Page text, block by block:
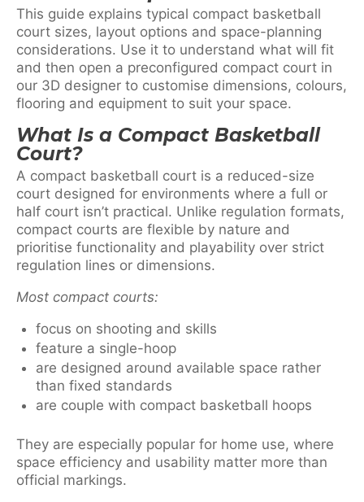
This guide explains typical compact basketball
court sizes, layout options and space-planning
considerations. Use it to understand what will fit
and then open a preconfigured compact court in
our 3D designer to customise dimensions, colours,
flooring and equipment to suit your space.
What Is a Compact Basketball
Court?
A compact basketball court is a reduced-size
court designed for environments where a full or
half court isn’t practical. Unlike regulation formats,
compact courts are flexible by nature and
prioritise functionality and playability over strict
regulation lines or dimensions.
Most compact courts:
focus on shooting and skills
feature a single-hoop
are designed around available space rather
than fixed standards
are couple with compact basketball hoops
They are especially popular for home use, where
space efficiency and usability matter more than
official markings.